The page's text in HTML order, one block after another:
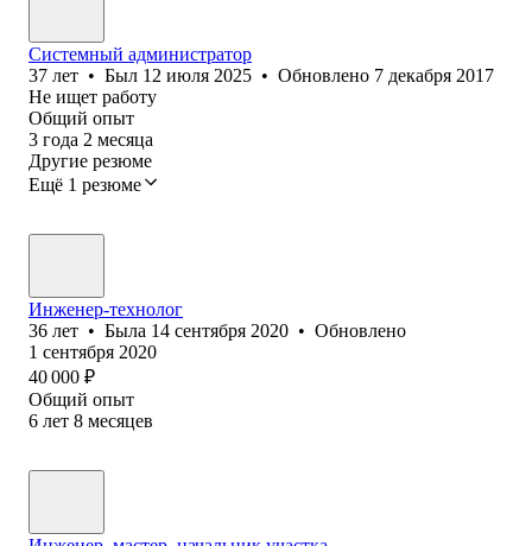
Системный администратор
37 лет • Был 12 июля 2025 • Обновлено 7 декабря 2017
Не ищет работу
Общий опыт
3 года 2 месяца
Другие резюме
Ещё 1 резюме
Инженер-технолог
36 лет • Была 14 сентября 2020 • Обновлено
1 сентября 2020
40 000 ₽
Общий опыт
6 лет 8 месяцев